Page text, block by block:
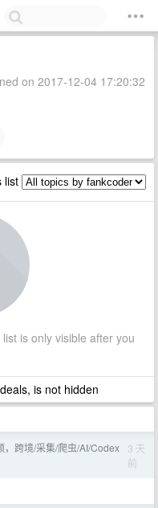
on 2017-12-04 17:20:32
list
is only visible after you
is not hidden
，跨境/采集/爬虫/AI/Codex
3 天
前